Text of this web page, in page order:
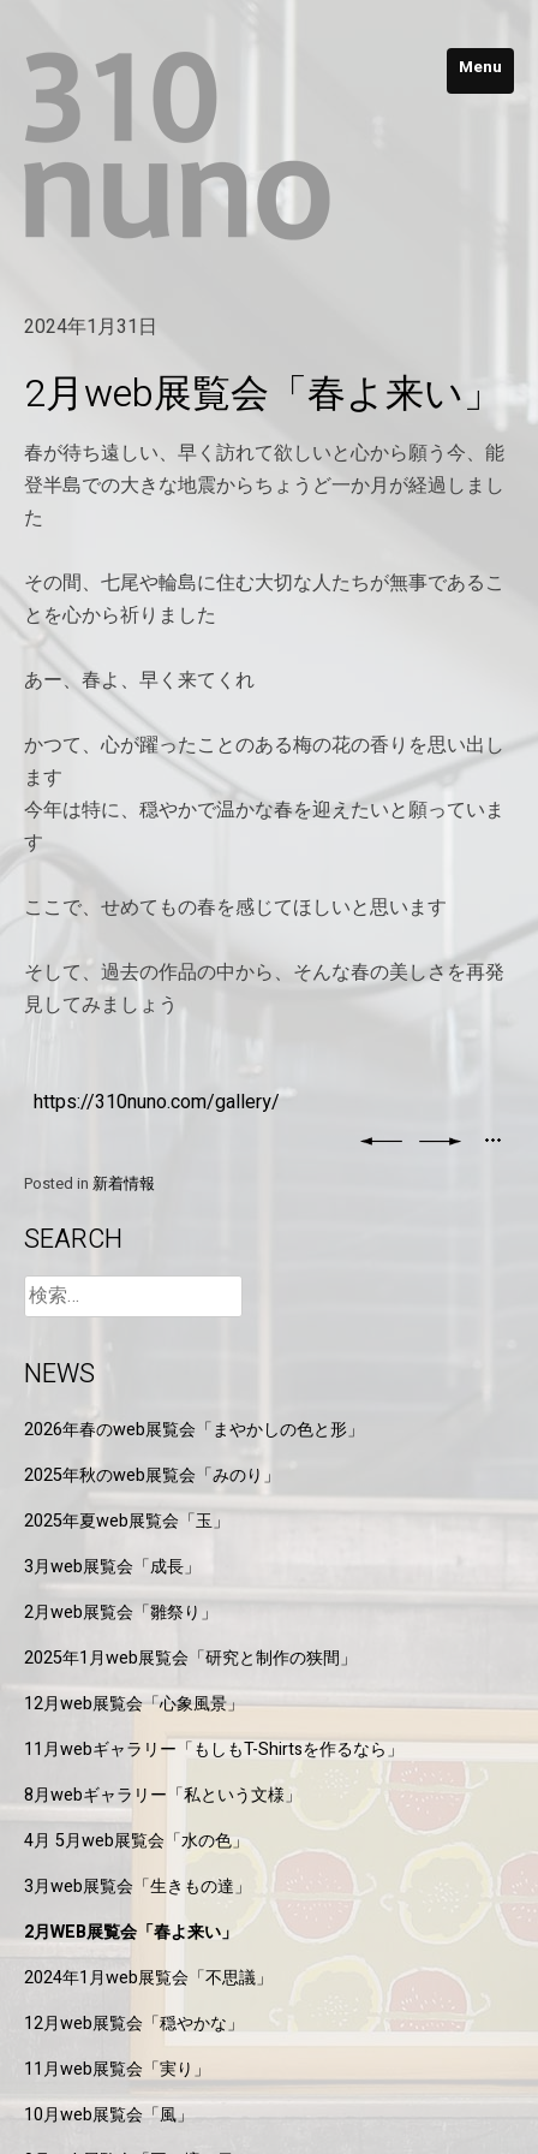
Menu
2024年1月31日
2月web展覧会「春よ来い」
春が待ち遠しい、早く訪れて欲しいと心から願う今、能
登半島での大きな地震からちょうど一か月が経過しまし
た
その間、七尾や輪島に住む大切な人たちが無事であるこ
とを心から祈りました
あー、春よ、早く来てくれ
かつて、心が躍ったことのある梅の花の香りを思い出し
ます
今年は特に、穏やかで温かな春を迎えたいと願っていま
す
ここで、せめてもの春を感じてほしいと思います
そして、過去の作品の中から、そんな春の美しさを再発
見してみましょう
https://310nuno.com/gallery/
Posted in 新着情報
SEARCH
NEWS
2026年春のweb展覧会「まやかしの色と形」
2025年秋のweb展覧会「みのり」
2025年夏web展覧会「玉」
3月web展覧会「成長」
2月web展覧会「雛祭り」
2025年1月web展覧会「研究と制作の狭間」
12月web展覧会「心象風景」
11月webギャラリー「もしもT-Shirtsを作るなら」
8月webギャラリー「私という文様」
4月 5月web展覧会「水の色」
3月web展覧会「生きもの達」
2月WEB展覧会「春よ来い」
2024年1月web展覧会「不思議」
12月web展覧会「穏やかな」
11月web展覧会「実り」
10月web展覧会「風」